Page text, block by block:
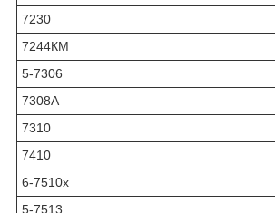
7230
7244КМ
5-7306
7308А
7310
7410
6-7510х
5-7513